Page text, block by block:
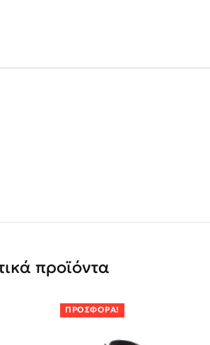
προϊόντα
ΠΡΟΣΦΟΡΆ!